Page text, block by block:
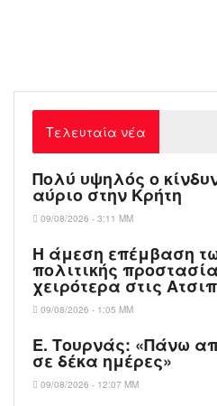
Τελευταία νέα
Πολύ υψηλός ο
αύριο στην Κρήτη
09/08/2026 - 3:11 ΜΜ
Η άμεση επέμβαση
πολιτικής
χειρότερα στις
09/08/2026 - 1:05 ΜΜ
Ε. Τουρνάς: «Πάνω
σε δέκα ημέρες»
09/08/2026 - 12:07 ΜΜ